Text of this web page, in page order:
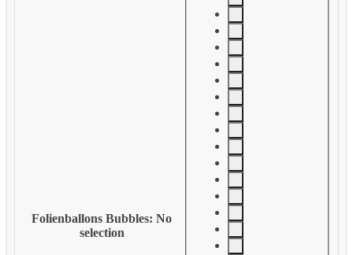
Folienballons Bubbles: No
selection